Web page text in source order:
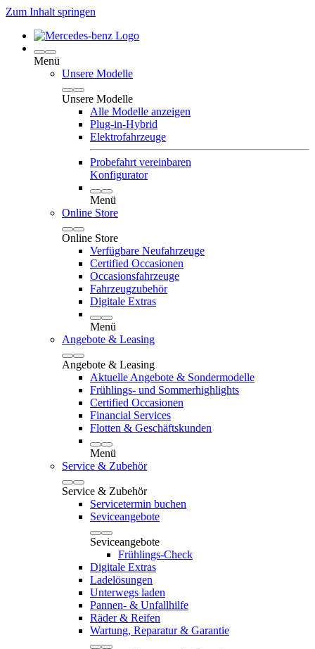
Zum Inhalt springen
Menü
Unsere Modelle
Unsere Modelle
Alle Modelle anzeigen
Plug-in-Hybrid
Elektrofahrzeuge
Probefahrt vereinbaren
Konfigurator
Menü
Online Store
Online Store
Verfügbare Neufahrzeuge
Certified Occasionen
Occasionsfahrzeuge
Fahrzeugzubehör
Digitale Extras
Menü
Angebote & Leasing
Angebote & Leasing
Aktuelle Angebote & Sondermodelle
Frühlings- und Sommerhighlights
Certified Occasionen
Financial Services
Flotten & Geschäftskunden
Menü
Service & Zubehör
Service & Zubehör
Servicetermin buchen
Seviceangebote
Seviceangebote
Frühlings-Check
Digitale Extras
Ladelösungen
Unterwegs laden
Pannen- & Unfallhilfe
Räder & Reifen
Wartung, Reparatur & Garantie